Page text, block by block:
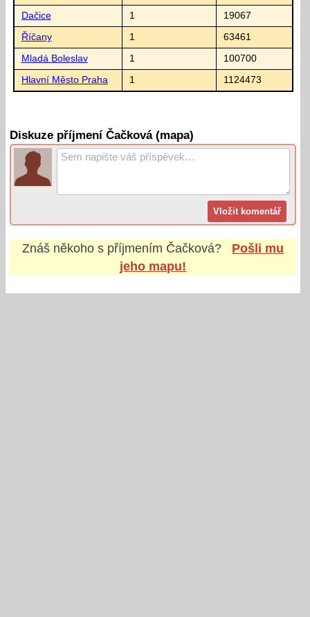
Dačice 1 19067
Říčany 1 63461
Mladá Boleslav 1 100700
Hlavní Město Praha 1 1124473
Diskuze příjmení Čačková (mapa)
Znáš někoho s příjmením Čačková?
Pošli mu
jeho mapu!